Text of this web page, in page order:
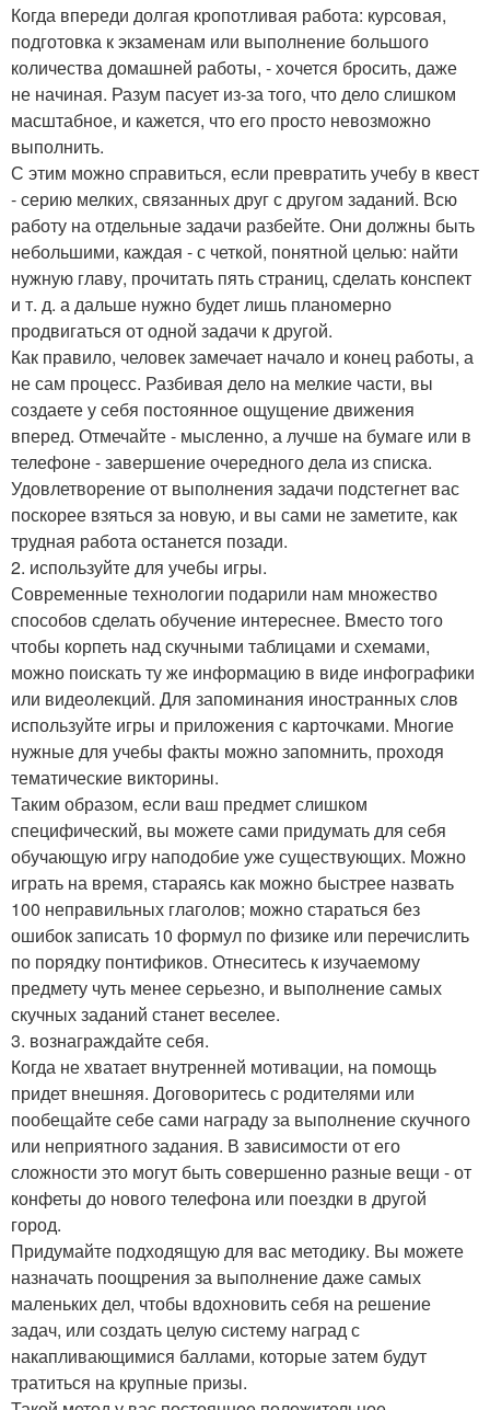
Когда впереди долгая кропотливая работа: курсовая,
подготовка к экзаменам или выполнение большого
количества домашней работы, - хочется бросить, даже
не начиная. Разум пасует из-за того, что дело слишком
масштабное, и кажется, что его просто невозможно
выполнить.
С этим можно справиться, если превратить учебу в квест
- серию мелких, связанных друг с другом заданий. Всю
работу на отдельные задачи разбейте. Они должны быть
небольшими, каждая - с четкой, понятной целью: найти
нужную главу, прочитать пять страниц, сделать конспект
и т. д. а дальше нужно будет лишь планомерно
продвигаться от одной задачи к другой.
Как правило, человек замечает начало и конец работы, а
не сам процесс. Разбивая дело на мелкие части, вы
создаете у себя постоянное ощущение движения
вперед. Отмечайте - мысленно, а лучше на бумаге или в
телефоне - завершение очередного дела из списка.
Удовлетворение от выполнения задачи подстегнет вас
поскорее взяться за новую, и вы сами не заметите, как
трудная работа останется позади.
2. используйте для учебы игры.
Современные технологии подарили нам множество
способов сделать обучение интереснее. Вместо того
чтобы корпеть над скучными таблицами и схемами,
можно поискать ту же информацию в виде инфографики
или видеолекций. Для запоминания иностранных слов
используйте игры и приложения с карточками. Многие
нужные для учебы факты можно запомнить, проходя
тематические викторины.
Таким образом, если ваш предмет слишком
специфический, вы можете сами придумать для себя
обучающую игру наподобие уже существующих. Можно
играть на время, стараясь как можно быстрее назвать
100 неправильных глаголов; можно стараться без
ошибок записать 10 формул по физике или перечислить
по порядку понтификов. Отнеситесь к изучаемому
предмету чуть менее серьезно, и выполнение самых
скучных заданий станет веселее.
3. вознаграждайте себя.
Когда не хватает внутренней мотивации, на помощь
придет внешняя. Договоритесь с родителями или
пообещайте себе сами награду за выполнение скучного
или неприятного задания. В зависимости от его
сложности это могут быть совершенно разные вещи - от
конфеты до нового телефона или поездки в другой
город.
Придумайте подходящую для вас методику. Вы можете
назначать поощрения за выполнение даже самых
маленьких дел, чтобы вдохновить себя на решение
задач, или создать целую систему наград с
накапливающимися баллами, которые затем будут
тратиться на крупные призы.